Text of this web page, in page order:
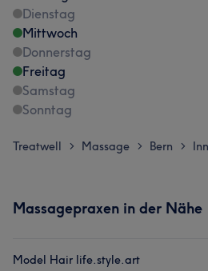
Dienstag
Mittwoch
Donnerstag
Freitag
Samstag
Sonntag
Treatwell > Massage > Bern >
Massagepraxen in der Nähe
Model Hair life.style.art